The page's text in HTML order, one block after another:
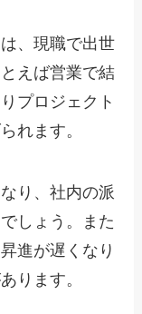
、現職で出世
えば営業で結
プロジェクト
れます。
り、社内の派
しょう。また
進が遅くなり
ります。